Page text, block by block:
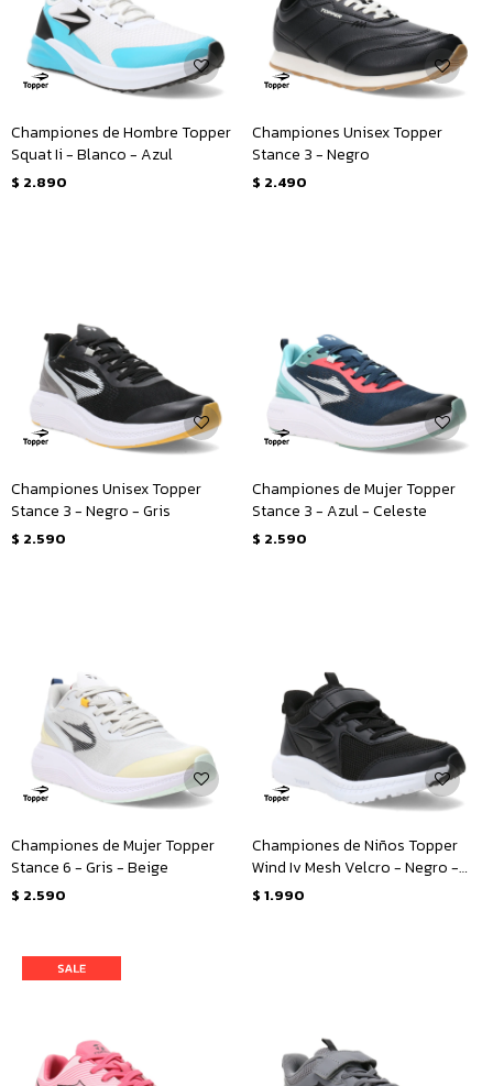
Championes de Hombre Topper
Squat Ii - Blanco - Azul
$ 2.890
Championes Unisex Topper
Stance 3 - Negro
$ 2.490
Championes Unisex Topper
Stance 3 - Negro - Gris
$ 2.590
Championes de Mujer Topper
Stance 3 - Azul - Celeste
$ 2.590
Championes de Mujer Topper
Stance 6 - Gris - Beige
$ 2.590
Championes de Niños Topper
Wind Iv Mesh Velcro - Negro -
Blanco
$ 1.990